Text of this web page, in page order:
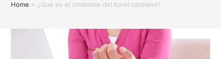
Home » ¿Qué es el síndrome del túnel carpiano?